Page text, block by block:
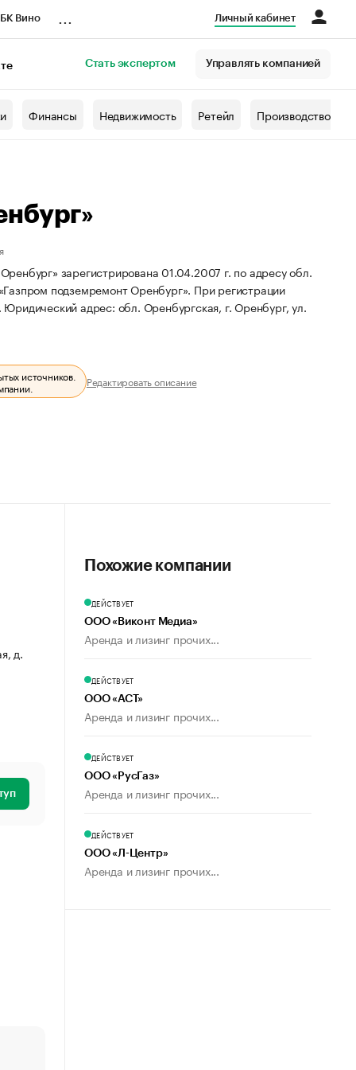
Вино Личный кабинет
Стать экспертом Управлять компанией
Финансы Недвижимость Ретейл Производство
зарегистрирована 01.04.2007 г. по адресу обл.
подземремонт Оренбург». При регистрации
Юридический адрес: обл. Оренбургская, г. Оренбург, ул.
источников. Редактировать описание
д.
Похожие компании
ДЕЙСТВУЕТ
ООО «Виконт Медиа»
Аренда и лизинг прочих...
ДЕЙСТВУЕТ
ООО «АСТ»
Аренда и лизинг прочих...
ДЕЙСТВУЕТ
ООО «РусГаз»
Аренда и лизинг прочих...
ДЕЙСТВУЕТ
ООО «Л-Центр»
Аренда и лизинг прочих...